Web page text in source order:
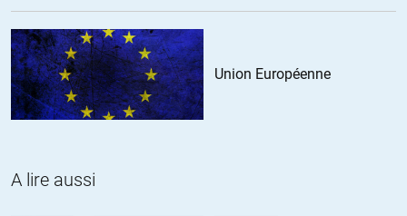
Union Européenne
A lire aussi